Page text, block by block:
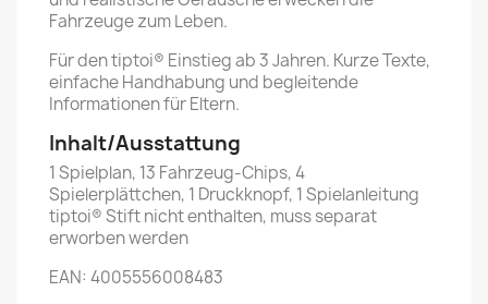
Fahrzeuge zum Leben.
Für den tiptoi® Einstieg ab 3 Jahren. Kurze Texte,
einfache Handhabung und begleitende
Informationen für Eltern.
Inhalt/Ausstattung
1 Spielplan, 13 Fahrzeug-Chips, 4
Spielerplättchen, 1 Druckknopf, 1 Spielanleitung
tiptoi® Stift nicht enthalten, muss separat
erworben werden
EAN: 4005556008483